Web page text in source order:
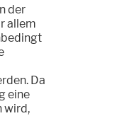
der
allem
Da
eine
wird,